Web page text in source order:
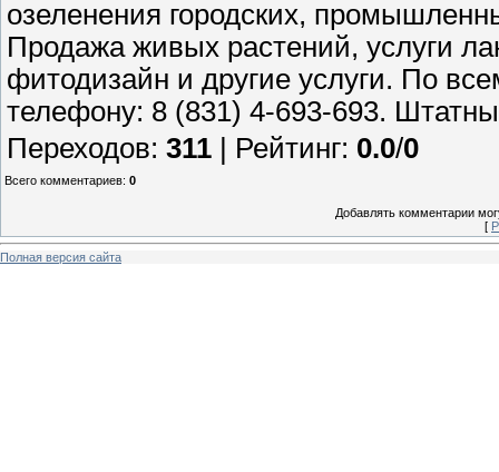
озеленения городских,
Продажа живых растений, услуги
фитодизайн и другие услуги. По
телефону: 8 (831) 4-693-693.
Переходов: 311 | Рейтинг: 0.0/0
Всего комментариев: 0
Добавлять комментарии
[
Полная версия сайта